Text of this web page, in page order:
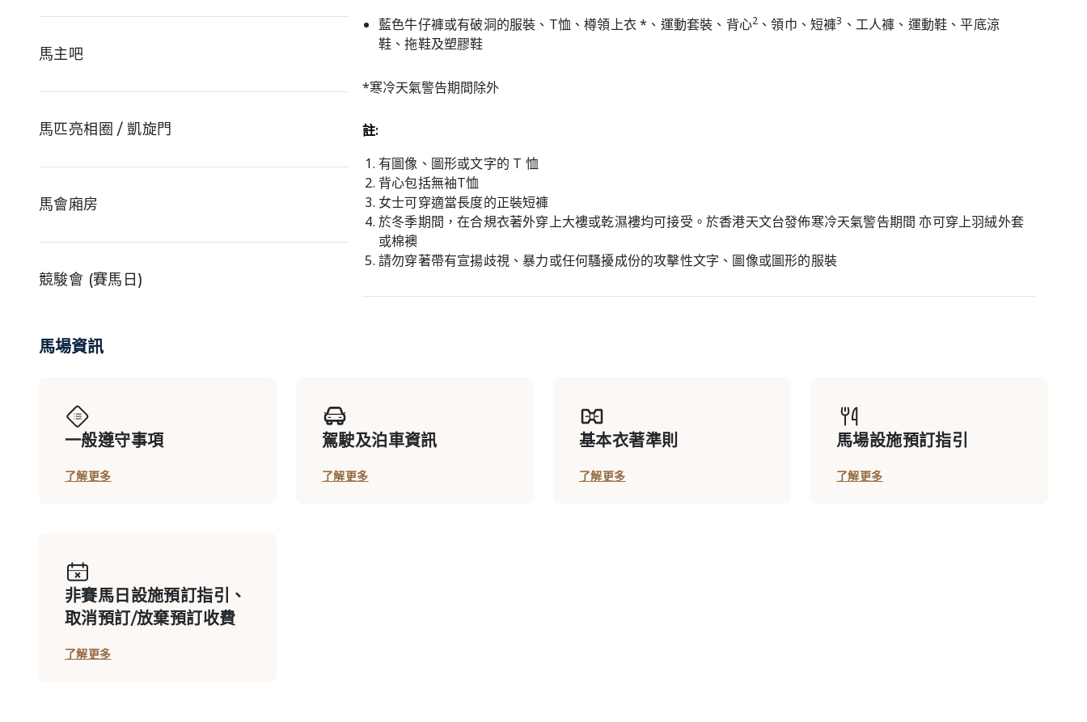
馬主吧
馬匹亮相圈 / 凱旋門
馬會廂房
競駿會 (賽馬日)
Y Box
私用廂房: 第一座看台二樓
會員私用廂房 D716
會員私用廂房 F629B
藍色牛仔褲或有破洞的服裝、T恤、樽領上衣 *、運動套裝、背心2 、領巾、短褲3 、工人褲、運動鞋、平底涼
鞋、拖鞋及塑膠鞋
*寒冷天氣警告期間除外
註:
有圖像、圖形或文字的 T 恤
背心包括無袖T恤
女士可穿適當長度的正裝短褲
於冬季期間，在合規衣著外穿上大褸或乾濕褸均可接受。於香港天文台發佈寒冷天氣警告期間 亦可穿上羽絨外套
或棉襖
請勿穿著帶有宣揚歧視、暴力或任何騷擾成份的攻擊性文字、圖像或圖形的服裝
馬場資訊
一般遵守事項
了解更多
駕駛及泊車資訊
了解更多
基本衣著準則
了解更多
馬場設施預訂指引
了解更多
非賽馬日設施預訂指引、
取消預訂/放棄預訂收費
了解更多